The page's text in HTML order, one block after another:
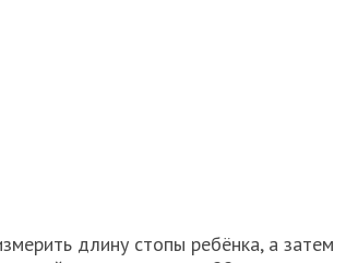
длину стопы ребёнка, а затем